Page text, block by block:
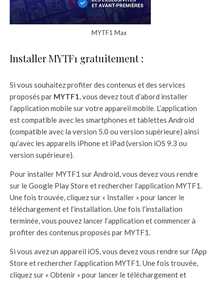
MYTF1 Max
Installer MYTF1 gratuitement :
Si vous souhaitez profiter des contenus et des services
proposés par MYTF1, vous devez tout d’abord installer
l’application mobile sur votre appareil mobile. L’application
est compatible avec les smartphones et tablettes Android
(compatible avec la version 5.0 ou version supérieure) ainsi
qu’avec les appareils iPhone et iPad (version iOS 9.3 ou
version supérieure).
Pour installer MYTF1 sur Android, vous devez vous rendre
sur le Google Play Store et rechercher l’application MYTF1.
Une fois trouvée, cliquez sur « Installer » pour lancer le
téléchargement et l’installation. Une fois l’installation
terminée, vous pouvez lancer l’application et commencer à
profiter des contenus proposés par MYTF1.
Si vous avez un appareil iOS, vous devez vous rendre sur l’App
Store et rechercher l’application MYTF1. Une fois trouvée,
cliquez sur « Obtenir » pour lancer le téléchargement et